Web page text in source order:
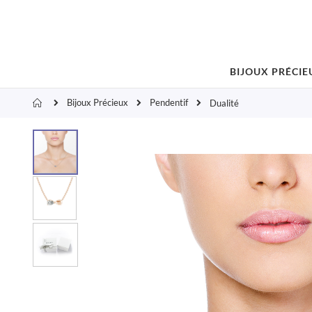
BIJOUX
AccueilBijoux Précieux Pendentif Dualité
Skip
the
end
of
the
images
gallery